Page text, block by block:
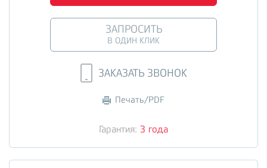
ЗАПРОСИТЬ
В ОДИН КЛИК
ЗАКАЗАТЬ ЗВОНОК
Печать/PDF
Гарантия: 3 года